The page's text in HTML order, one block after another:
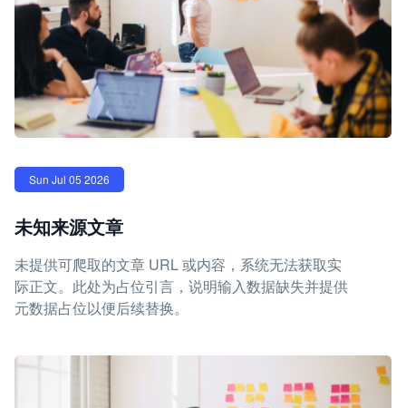
Sun Jul 05 2026
未知来源文章
未提供可爬取的文章 URL 或内容，系统无法获取实
际正文。此处为占位引言，说明输入数据缺失并提供
元数据占位以便后续替换。